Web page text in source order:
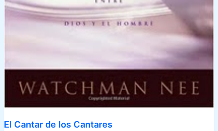
El Cantar de los Cantares